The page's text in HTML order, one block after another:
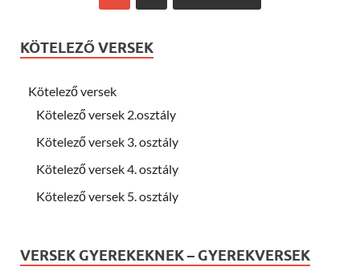
KÖTELEZŐ VERSEK
Kötelező versek
Kötelező versek 2.osztály
Kötelező versek 3. osztály
Kötelező versek 4. osztály
Kötelező versek 5. osztály
VERSEK GYEREKEKNEK – GYEREKVERSEK